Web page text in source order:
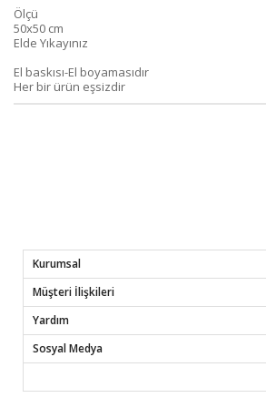
Ölçü
50x50 cm
Elde Yıkayınız
El baskısı-El boyamasıdır
Her bir ürün eşsizdir
Kurumsal
Müşteri İlişkileri
Yardım
Sosyal Medya